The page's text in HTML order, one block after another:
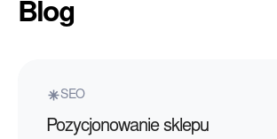
Blog
SEO
Pozycjonowanie sklepu